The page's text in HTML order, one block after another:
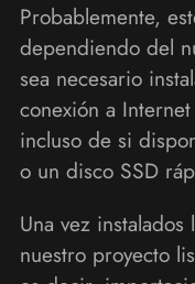
Probablemente,
dependiendo del
sea necesario
conexión a
incluso de si
o un disco SSD
Una vez
nuestro proyecto